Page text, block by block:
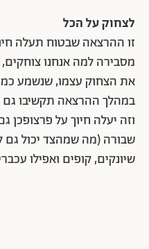
לצחוק על הכל
זו ההרצאה שבטוח תעלה
מסבירה למה אנחנו
את הצחוק עצמו, שנשמע
במהלך ההרצאה תקשיבו
וזה יעלה חיוך על פרצופכן
שבורה (מה שמהצד יכול גם
שיונקים, קופים ואפילו